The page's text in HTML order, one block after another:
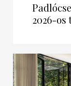
2026-os